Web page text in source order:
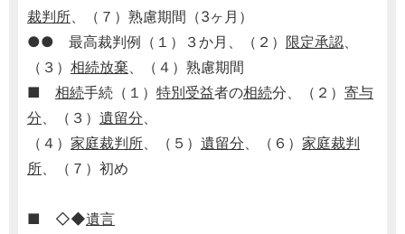
裁判所、（７）熟慮期間（3ヶ月）
●● 最高裁判例（１）３か月、（２） 限定承認、
（３） 相続放棄、（４）熟慮期間
■ 相続手続（１） 特別受益者の相続分、（２） 寄与
分、（３） 遺留分、
（４） 家庭裁判所、（５） 遺留分、（６） 家庭裁判
所、（７）初め
■ ◇◆遺言